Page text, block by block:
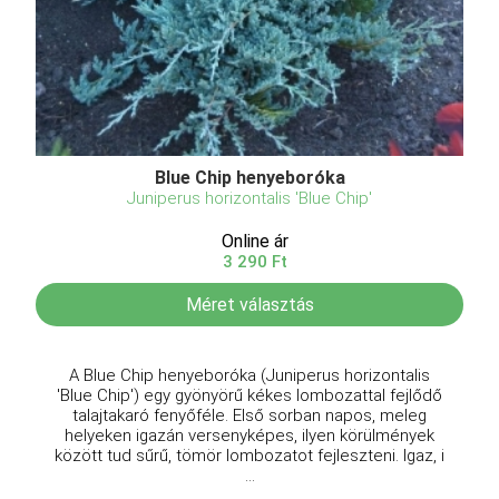
Blue Chip henyeboróka
Juniperus horizontalis 'Blue Chip'
Online ár
3 290 Ft
Méret választás
A Blue Chip henyeboróka (Juniperus horizontalis
'Blue Chip') egy gyönyörű kékes lombozattal fejlődő
talajtakaró fenyőféle. Első sorban napos, meleg
helyeken igazán versenyképes, ilyen körülmények
között tud sűrű, tömör lombozatot fejleszteni. Igaz, i
...